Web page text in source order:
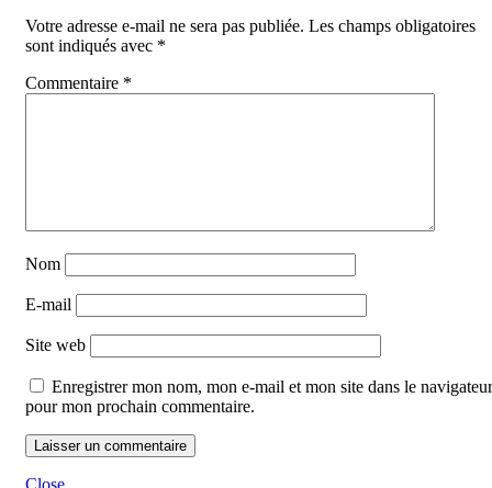
Votre adresse e-mail ne sera pas publiée. Les champs obligatoires
sont indiqués avec *
Commentaire *
Nom
E-mail
Site web
Enregistrer mon nom, mon e-mail et mon site dans le navigateur
pour mon prochain commentaire.